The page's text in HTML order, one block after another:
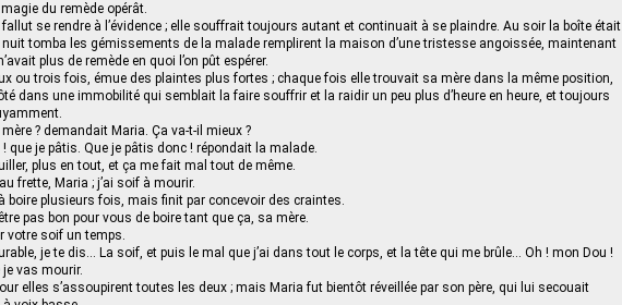
du remède opérât.
se rendre à l’évidence ; elle souffrait toujours autant et continuait à se plaindre. Au soir la boîte était
tomba les gémissements de la malade remplirent la maison d’une tristesse angoissée, maintenant
plus de remède en quoi l’on pût espérer.
ou trois fois, émue des plaintes plus fortes ; chaque fois elle trouvait sa mère dans la même position,
dans une immobilité qui semblait la faire souffrir et la raidir un peu plus d’heure en heure, et toujours
? demandait Maria. Ça va-t-il mieux ?
que je pâtis. Que je pâtis donc ! répondait la malade.
plus en tout, et ça me fait mal tout de même.
frette, Maria ; j’ai soif à mourir.
boire plusieurs fois, mais finit par concevoir des craintes.
pas bon pour vous de boire tant que ça, sa mère.
votre soif un temps.
je te dis… La soif, et puis le mal que j’ai dans tout le corps, et la tête qui me brûle… Oh ! mon Dou !
je vas mourir.
elles s’assoupirent toutes les deux ; mais Maria fut bientôt réveillée par son père, qui lui secouait